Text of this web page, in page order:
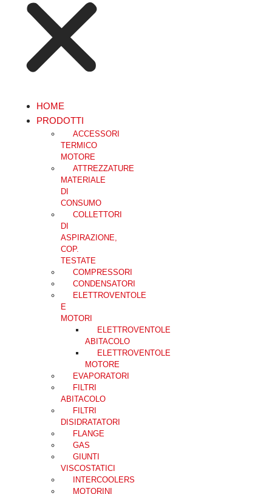
HOME
PRODOTTI
ACCESSORI
TERMICO
MOTORE
ATTREZZATURE
MATERIALE
DI
CONSUMO
COLLETTORI
DI
ASPIRAZIONE,
COP.
TESTATE
COMPRESSORI
CONDENSATORI
ELETTROVENTOLE
E
MOTORI
ELETTROVENTOLE
ABITACOLO
ELETTROVENTOLE
MOTORE
EVAPORATORI
FILTRI
ABITACOLO
FILTRI
DISIDRATATORI
FLANGE
GAS
GIUNTI
VISCOSTATICI
INTERCOOLERS
MOTORINI